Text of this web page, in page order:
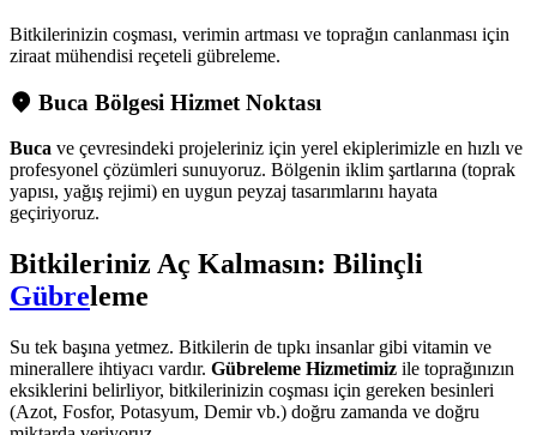
Bitkilerinizin coşması, verimin artması ve toprağın canlanması için
ziraat mühendisi reçeteli gübreleme.
Buca Bölgesi Hizmet Noktası
Buca ve çevresindeki projeleriniz için yerel ekiplerimizle en hızlı ve
profesyonel çözümleri sunuyoruz. Bölgenin iklim şartlarına (toprak
yapısı, yağış rejimi) en uygun peyzaj tasarımlarını hayata
geçiriyoruz.
Bitkileriniz Aç Kalmasın: Bilinçli
Gübreleme
Su tek başına yetmez. Bitkilerin de tıpkı insanlar gibi vitamin ve
minerallere ihtiyacı vardır. Gübreleme Hizmetimiz ile toprağınızın
eksiklerini belirliyor, bitkilerinizin coşması için gereken besinleri
(Azot, Fosfor, Potasyum, Demir vb.) doğru zamanda ve doğru